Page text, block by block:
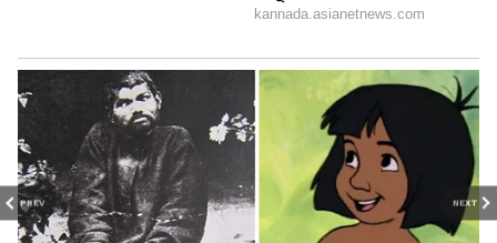
PREV NEXT